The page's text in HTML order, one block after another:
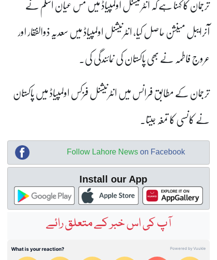
ترجمان کا کہنا ہے کہ انٹرنیشنل اولمپیاڈ میں مس عیان اسلم نے
آنرایبل مینشن حاصل کیا، انٹرنیشنل اولمپیاڈ میں سعدیہ ذوالفقار اور
عروج فاطمہ نے بھی پاکستان کی نمائندگی کی۔
ترجمان کے مطابق فرانس میں انٹرنیشنل فزکس اولمپیاڈ میں پاکستان
نے کانسی کا تمغہ جیتا۔
Follow Lahore News on Facebook
Install our App
آپ کی اس خبر کے متعلق رائے